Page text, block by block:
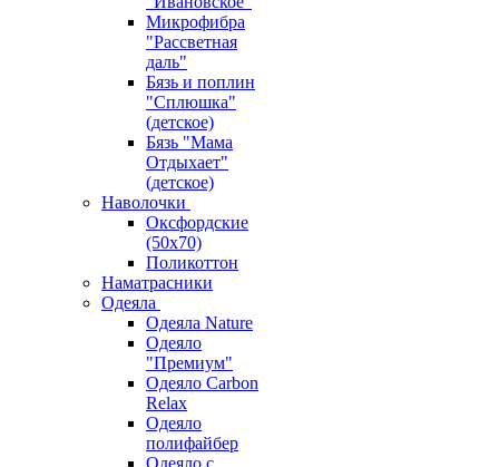
Микрофибра
"Рассветная
даль"
Бязь и поплин
"Сплюшка"
(детское)
Бязь "Мама
Отдыхает"
(детское)
Наволочки
Оксфордские
(50х70)
Поликоттон
Наматрасники
Одеяла
Одеяла Nature
Одеяло
"Премиум"
Одеяло Carbon
Relax
Одеяло
полифайбер
Одеяло с